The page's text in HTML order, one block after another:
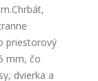
priestorový
mm, čo
dvierka a